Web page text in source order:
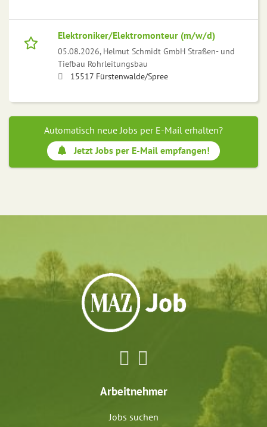
Elektroniker/Elektromonteur (m/w/d)
05.08.2026, Helmut Schmidt GmbH Straßen- und
Tiefbau Rohrleitungsbau
15517 Fürstenwalde/Spree
Automatisch neue Jobs per E-Mail erhalten?
Jetzt Jobs per E-Mail empfangen!
Arbeitnehmer
Jobs suchen